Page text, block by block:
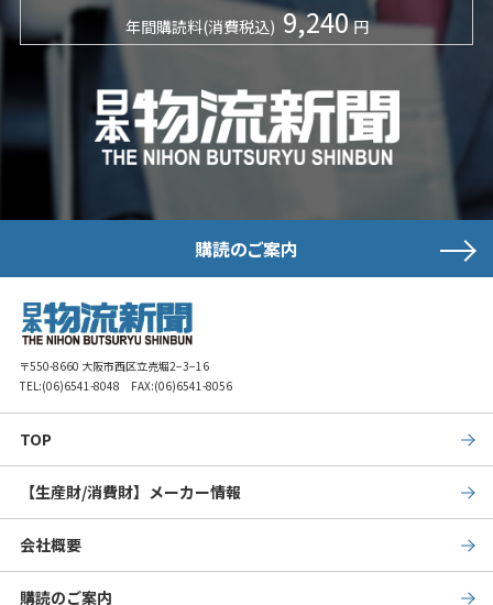
年間購読料(消費税込) 9,240 円
購読のご案内
〒550-8660 大阪市西区立売堀2−3−16
TEL:(06)6541-8048 FAX:(06)6541-8056
TOP
【生産財/消費財】メーカー情報
会社概要
購読のご案内